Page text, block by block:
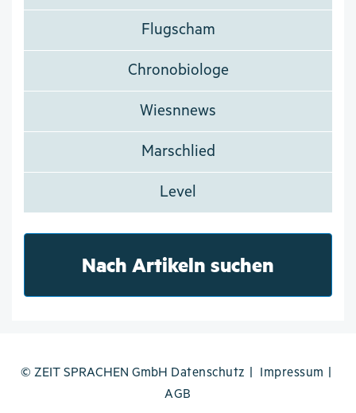
Flugscham
Chronobiologe
Wiesnnews
Marschlied
Level
Nach Artikeln suchen
© ZEIT SPRACHEN GmbH Datenschutz
Impressum
AGB